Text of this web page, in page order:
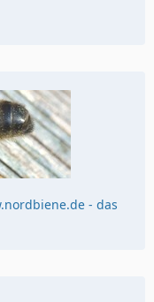
- das